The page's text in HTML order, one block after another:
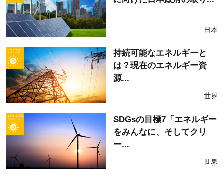
日本
持続可能なエネルギーと
は？現在のエネルギー資
源...
世界
SDGsの目標7「エネルギー
をみんなに、そしてクリ
ー...
世界